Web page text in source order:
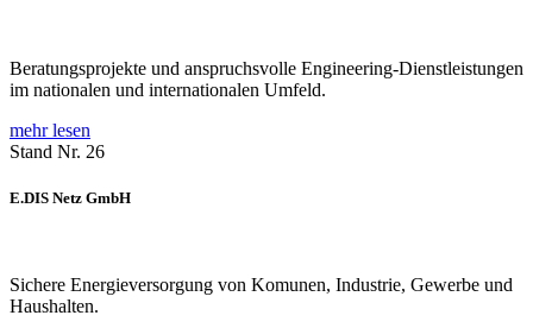
Beratungsprojekte und anspruchsvolle Engineering-Dienstleistungen
im nationalen und internationalen Umfeld.
mehr lesen
Stand Nr. 26
E.DIS Netz GmbH
Sichere Energieversorgung von Komunen, Industrie, Gewerbe und
Haushalten.